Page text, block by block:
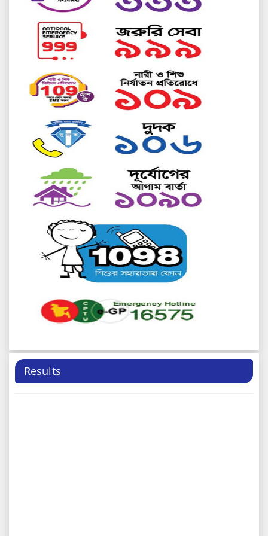
25th
May
২০২২-২০২৩ শিক্ষাবর্ষের ২য় (ডিগ্রি পাস নিয়মিত) বর্ষের ভর্তির
নোটিশ
2025-05-25 09:20:34
6th
Nov
ডিগ্রী পাস ১ম বর্ষ ২০২২-২০২৩ নিয়মিত ও ২০২৩ প্রাইভেট
এর ফরম পূরণের নোটিশ
2024-11-06 05:46:58
24th
Oct
ডিগ্রী পাস ৩য় বর্ষ ২০১৯-২০২০ নিয়মিত ও ২০২০ প্রাইভেট
এর ফরম পূরণের নোটিশ
2024-10-24 07:56:59
Oct
ডিগ্রি (পাস) ২য় বর্ষ (শিক্ষাবর্ষ ২০২১-২০২২) ক্লাস শুরু
2024-10-24 07:51:23
18th
Sep
উচ্চ মাধ্যমিক একাদশ শ্রেণির (২০২৩-২০২৪) পুন: পরীক্ষার
রুটিন
2024-09-18 06:13:06
18th
উচ্চ মাধ্যমিক একাদশ শ্রেণির প্রথম বর্ষ চূড়ান্ত
(২০২৩-২০২৪) পরীক্ষার ফলাফল
2024-09-18 06:07:39
8th
Sep
এইচএসসি পরীক্ষার্থীদের জরুরী নোটিশ
2024-09-08 04:24:04
25th
Aug
বন্ধের নোটিশ
2024-08-25 07:04:54
Results